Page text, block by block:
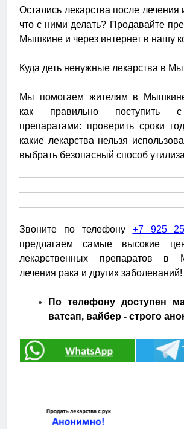
Остались лекарства после лечения
что с ними делать? Продавайте
Мышкине и через интернет в нашу
Куда деть ненужные лекарства в
Мы помогаем жителям в Мышкине
как правильно поступить
препаратами: проверить сроки
какие лекарства нельзя
выбрать безопасный способ
Звоните по телефону +7 925
предлагаем самые высокие
лекарственных препаратов в
лечения рака и других заболеваний!
По телефону доступен
ватсап, вайбер - строго